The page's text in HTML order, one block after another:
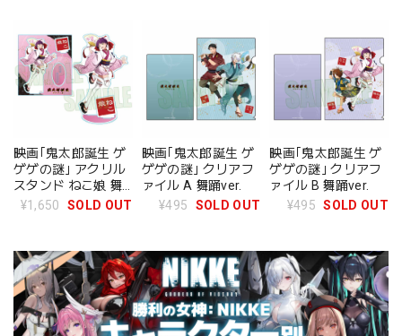
映画｢鬼太郎誕生 ゲ
ゲゲの謎｣ アクリル
スタンド ねこ娘 舞
踊ver.
¥1,650 SOLD OUT
映画｢鬼太郎誕生 ゲ
ゲゲの謎｣ クリアフ
ァイル A 舞踊ver.
¥495
SOLD OUT
映画｢鬼太郎誕生 ゲ
ゲゲの謎｣ クリアフ
ァイル B 舞踊ver.
¥495 SOLD OUT